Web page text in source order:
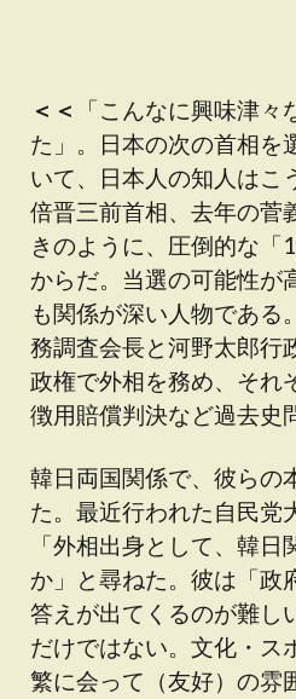
＜＜
「こんなに興味津
た」。日本の次の首相を
いて、日本人の知人はこ
倍晋三前首相、去年の菅
きのように、圧倒的な「
からだ。当選の可能性が
も関係が深い人物である
務調査会長と河野太郎行
政権で外相を務め、それ
徴用賠償判決など過去史
韓日両国関係で、彼らの
た。最近行われた自民党
「外相出身として、韓
か」と尋ねた。彼は「政
答えが出てくるのが難し
だけではない。文化・ス
繁に会って（友好）の雰